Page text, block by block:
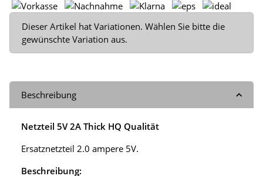
x
Dieser Artikel hat Variationen. Wählen Sie bitte die
gewünschte Variation aus.
Beschreibung
Netzteil 5V 2A Thick HQ Qualität
Ersatznetzteil 2.0 ampere 5V.
Beschreibung: